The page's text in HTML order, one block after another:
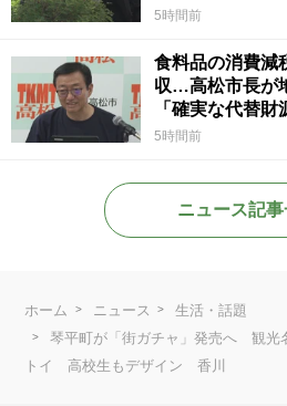
5時間前
食料品の消費減
収…高松市長が
「確実な代替財
5時間前
ニュース記
ホーム ニュース
生活・話題
琴平町が「街ガチャ」発売へ 観光
トイ 高校生もデザイン 香川